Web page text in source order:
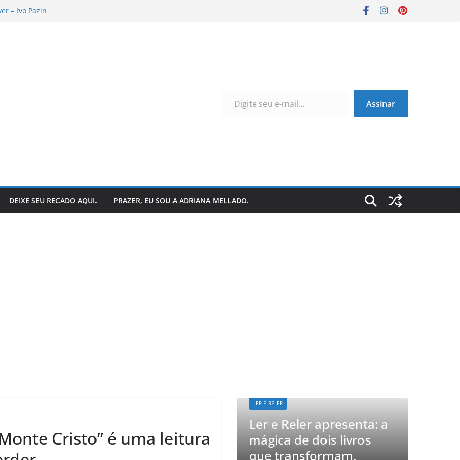
– Ivo Pazin
Assinar
DEIXE SEU RECADO AQUI. PRAZER, EU SOU A ADRIANA MELLADO.
Cristo” é uma leitura
explorando dois livros
LER E RELER
Ler e Reler apresenta: a
mágica de dois livros
que transformam.